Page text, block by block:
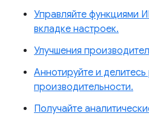
Управляйте функциями
вкладке настроек.
Улучшения
Аннотируйте и делитесь
производительности.
Получайте